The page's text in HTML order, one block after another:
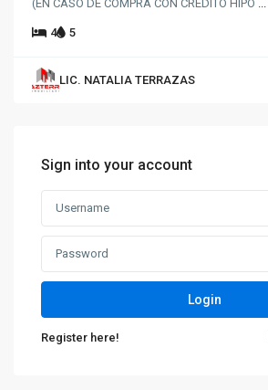
(EN CASO DE COMPRA CON CRÉDITO HIPO ...
4 5
LIC. NATALIA TERRAZAS
Sign into your account
Login
Register here!